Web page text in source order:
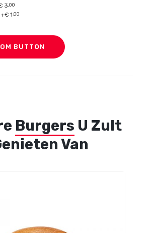
3,00
+€ 1,00
BUTTON
Burgers U Zult
Van